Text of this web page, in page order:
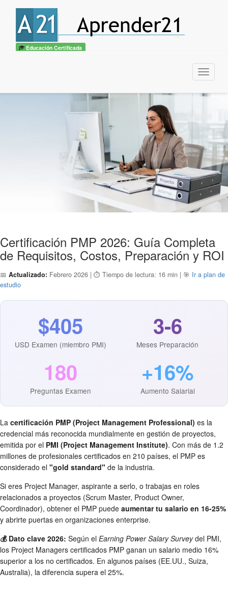
Educación Certificada
Menu
Certificación PMP 2026: Guía Completa
de Requisitos, Costos, Preparación y ROI
📅 Actualizado: Febrero 2026 | ⏱️ Tiempo de lectura: 16 min | 🎯 Ir a plan de
estudio
$405
USD Examen (miembro PMI)
3-6
Meses Preparación
180
Preguntas Examen
+16%
Aumento Salarial
La certificación PMP (Project Management Professional) es la
credencial más reconocida mundialmente en gestión de proyectos,
emitida por el PMI (Project Management Institute). Con más de 1.2
millones de profesionales certificados en 210 países, el PMP es
considerado el "gold standard" de la industria.
Si eres Project Manager, aspirante a serlo, o trabajas en roles
relacionados a proyectos (Scrum Master, Product Owner,
Coordinador), obtener el PMP puede aumentar tu salario en 16-25%
y abrirte puertas en organizaciones enterprise.
💰 Dato clave 2026: Según el Earning Power Salary Surveydel PMI,
los Project Managers certificados PMP ganan un salario medio 16%
superior a los no certificados. En algunos países (EE.UU., Suiza,
Australia), la diferencia supera el 25%.